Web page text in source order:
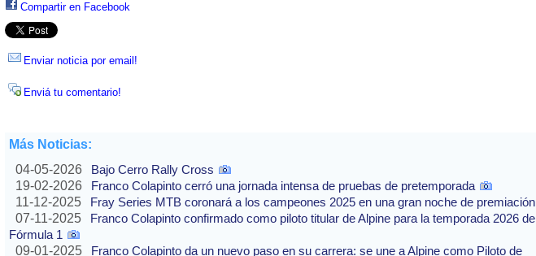
Compartir en Facebook
Enviar noticia por email!
Enviá tu comentario!
Más Noticias:
04-05-2026
Bajo Cerro Rally Cross
19-02-2026
Franco Colapinto cerró una jornada intensa de pruebas de pretemporada
11-12-2025
Fray Series MTB coronará a los campeones 2025 en una gran noche de premiación
07-11-2025
Franco Colapinto confirmado como piloto titular de Alpine para la temporada 2026 de
Fórmula 1
09-01-2025
Franco Colapinto da un nuevo paso en su carrera: se une a Alpine como Piloto de